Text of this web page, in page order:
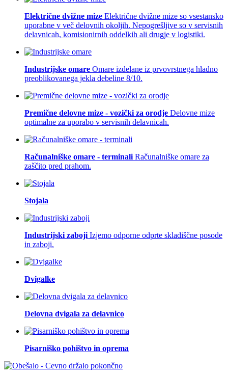
Električne dvižne mize Električne dvižne mize so vsestansko
uporabne v več delovnih okoljih. Nepogrešljive so v servisnih
delavnicah, komisionirnih oddelkih ali drugje v logistiki.
Industrijske omare Omare izdelane iz prvovrstnega hladno
preoblikovanega jekla debeline 8/10.
Premične delovne mize - vozički za orodje Delovne mize
optimalne za uporabo v servisnih delavnicah.
Računalniške omare - terminali Računalniške omare za
zaščito pred prahom.
Stojala
Industrijski zaboji Izjemo odporne odprte skladiščne posode
in zaboji.
Dvigalke
Delovna dvigala za delavnico
Pisarniško pohištvo in oprema